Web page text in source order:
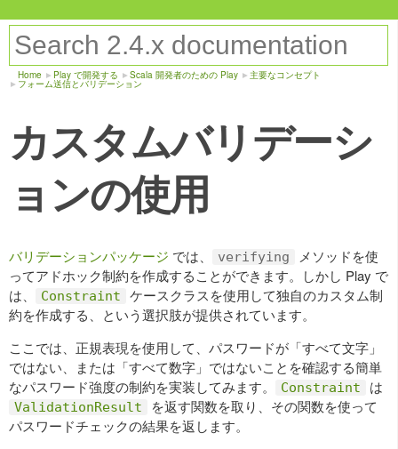
Home Play で開発する Scala 開発者のための Play 主要なコンセプト
フォーム送信とバリデーション
カスタムバリデーシ
ョンの使用
バリデーションパッケージ では、 verifying
メソッドを使
ってアドホック制約を作成することができます。しかし Play で
は、
Constraint
ケースクラスを使用して独自のカスタム制
約を作成する、という選択肢が提供されています。
ここでは、正規表現を使用して、パスワードが「すべて文字」
ではない、または「すべて数字」ではないことを確認する簡単
なパスワード強度の制約を実装してみます。
Constraint は
ValidationResult
を返す関数を取り、その関数を使って
パスワードチェックの結果を返します。